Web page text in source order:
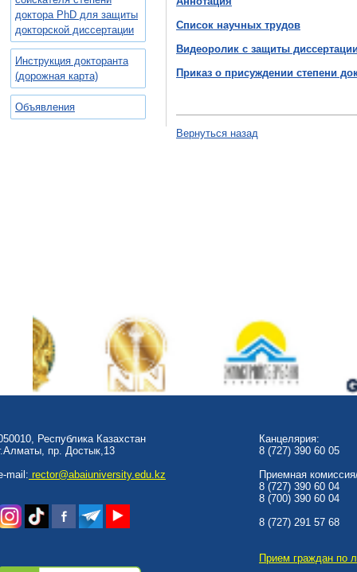
доктора PhD для защиты
докторской диссертации
Инструкция докторанта
(дорожная карта)
Объявления
Список научных трудов
Видеоролик с защиты
Приказ о присуждении степени
Вернуться назад
Республика Казахстан
пр. Достык,13
mail: rector@abaiuniversity.edu.kz
Канцелярия:
8 (727) 390 60 05
Приемная
8 (727) 390 60 04
8 (700) 390 60 04
8 (727) 291 57 68
Прием граждан по